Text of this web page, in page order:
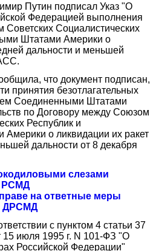
Путин подписал Указ "О
Федерацией выполнения
Социалистических
Штатами Америки о
дальности и меньшей
что документ подписан,
принятия безотлагательных
Соединенными Штатами
по Договору между Союзом
Республик и
о ликвидации их ракет
дальности от 8 декабря
слезами
РСМД
на ответные меры
ДРСМД
с пунктом 4 статьи 37
15 июля 1995 г. N 101-ФЗ "О
Российской Федерации"